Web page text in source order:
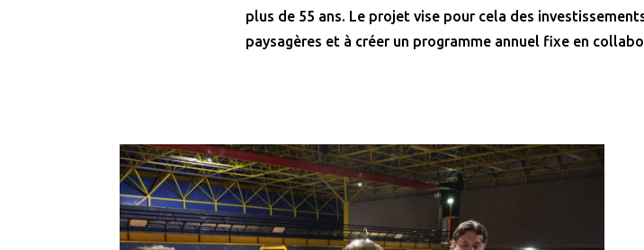
plus de 55 ans. Le projet vise pour cela des
paysagères et à créer un programme annuel fixe en